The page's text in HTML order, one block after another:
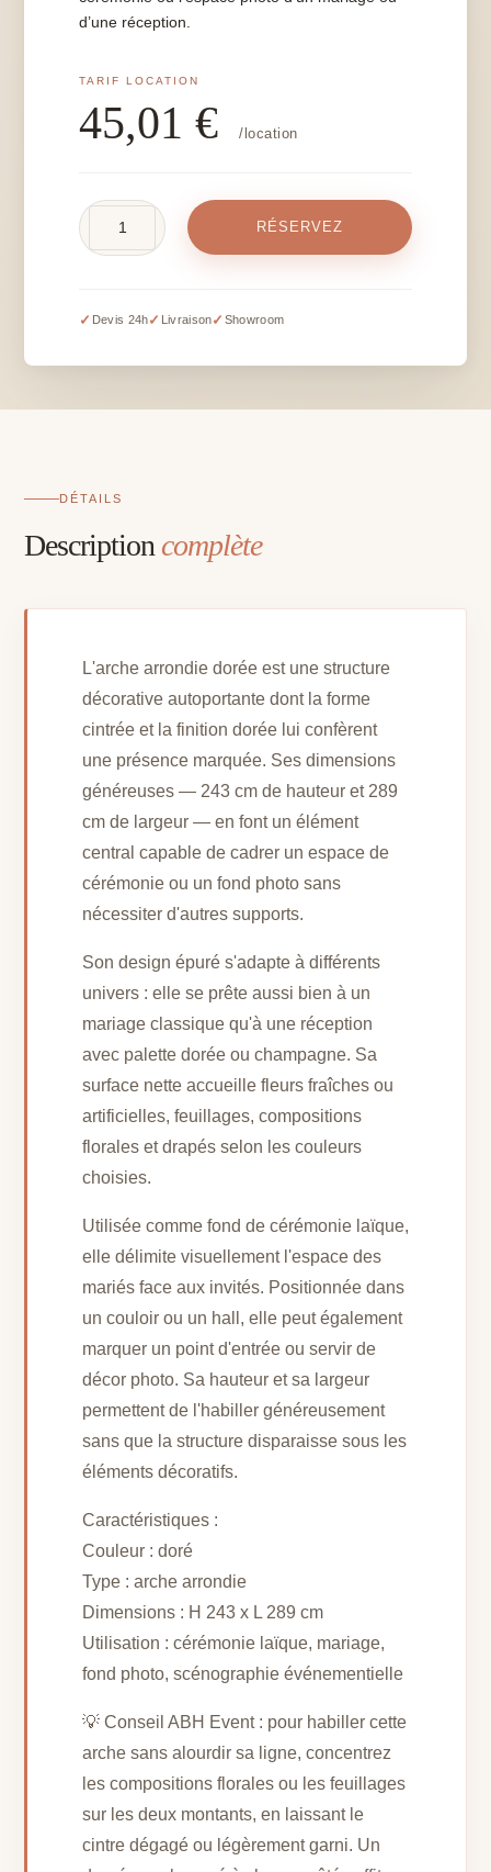
d’une réception.
45,01€ /location
dorée
H
cm
RÉSERVEZ
✓ Devis 24h✓ Livraison✓ Showroom
DÉTAILS
Description complète
L'arche arrondie dorée est une structure
décorative autoportante dont la forme
cintrée et la finition dorée lui confèrent
une présence marquée. Ses dimensions
généreuses — 243 cm de hauteur et 289
cm de largeur — en font un élément
central capable de cadrer un espace de
cérémonie ou un fond photo sans
nécessiter d'autres supports.
Son design épuré s'adapte à différents
univers : elle se prête aussi bien à un
mariage classique qu'à une réception
avec palette dorée ou champagne. Sa
surface nette accueille fleurs fraîches ou
artificielles, feuillages, compositions
florales et drapés selon les couleurs
choisies.
Utilisée comme fond de cérémonie laïque,
elle délimite visuellement l'espace des
mariés face aux invités. Positionnée dans
un couloir ou un hall, elle peut également
marquer un point d'entrée ou servir de
décor photo. Sa hauteur et sa largeur
permettent de l'habiller généreusement
sans que la structure disparaisse sous les
éléments décoratifs.
Caractéristiques :
Couleur : doré
Type : arche arrondie
Dimensions : H 243 x L 289 cm
Utilisation : cérémonie laïque, mariage,
fond photo, scénographie événementielle
💡 Conseil ABH Event : pour habiller cette
arche sans alourdir sa ligne, concentrez
les compositions florales ou les feuillages
sur les deux montants, en laissant le
cintre dégagé ou légèrement garni. Un